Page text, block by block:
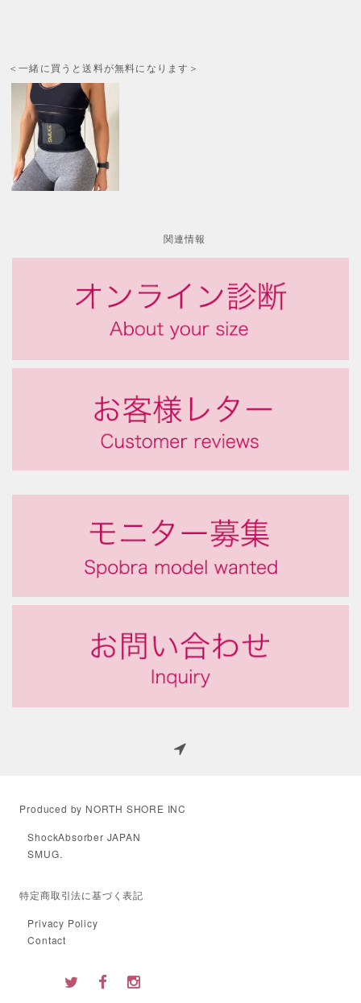
＜一緒に買うと送料が無料になります＞
関連情報
Produced by NORTH SHORE INC
ShockAbsorber JAPAN
SMUG.
特定商取引法に基づく表記
Privacy Policy
Contact